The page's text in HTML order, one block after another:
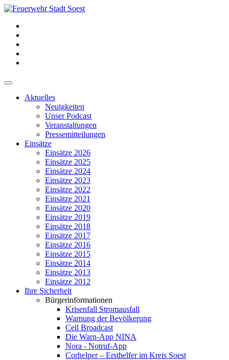
Aktuelles
Neuigkeiten
Unser Podcast
Veranstaltungen
Pressemitteilungen
Einsätze
Einsätze 2026
Einsätze 2025
Einsätze 2024
Einsätze 2023
Einsätze 2022
Einsätze 2021
Einsätze 2020
Einsätze 2019
Einsätze 2018
Einsätze 2017
Einsätze 2016
Einsätze 2015
Einsätze 2014
Einsätze 2013
Einsätze 2012
Ihre Sicherheit
Bürgerinformationen
Krisenfall Stromausfall
Warnung der Bevölkerung
Cell Broadcast
Die Warn-App NINA
Nora - Notruf-App
Corhelper – Ersthelfer im Kreis Soest